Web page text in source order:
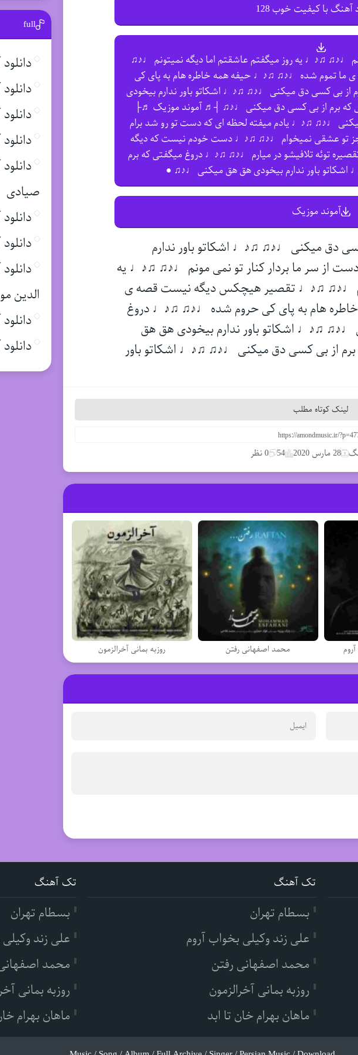
آهنگ با کیفیت خوب 128
♩♪♫ ♫♪♩ یه روز میگفتم عاشقتم اما دیگه نمیتونم ♩♪♫
تموم شده ♩♪♫ ♫♪♩ حیفه همه خاطره هام به پای کی
بی کسی دق میکنی ♩♪♫ ♫♪♩ اشکاتو باور ندارم بیخودی
برم از بی کسی دق میکنی ♩♪♫ ┤♬ آموند موزیک ♬├
♩♪♫ ♫♪♩ یادم میفته لحظه ای که دست تو رو شد برام
تو عشقی نمیخوام ♩♪♫ ♫♪♩ دست خودم نیست که دیگه
توئه تلافیشو در میارم ♩♪♫ ♫♪♩ دروغ میگفتی که برم
باور ندارم بیخودی هق هق میکنی ♩♪♫ ●
آموند موزیک
دق میکنی ♩♪♫ ♫♪♩ اشکاتو باور ندارم
سر ما بردار کنار تو نمی مونم ♩♪♫ ♫♪♩ یه
♩♪♫ ♫♪♩ تقصیر هیچکس دیگه نیست قصه ی
هام به پای کی حروم شده ♩♪♫ ♫♪♩ دروغ
♫♪♩ اشکاتو باور ندارم بیخودی هق هق
از بی کسی دق میکنی ♩♪♫ ♫♪♩ اشکاتو باور
لینک کوتاه مطلب
28 مارس 2020 54 0 نظر
محمد اصفهانی رفتن روزبه بمانی آخرالزمون
full
صیادی
الدین
تک آهنگ
بسطام تهران
علی زند وکیلی بخواب آروم
محمد اصفهانی رفتن
روزبه بمانی آخرالزمون
ماهان بهرام خان تا ابد
تک آهنگ
بسطام تهران
علی زند
محمد
روزبه بمانی
ماهان بهرام